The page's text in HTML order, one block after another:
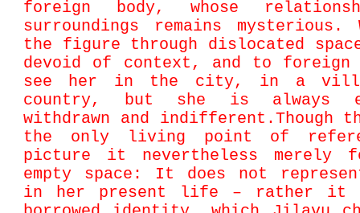
foreign body, whose
surroundings remains mysterious.
the figure through dislocated
devoid of context, and to foreign
see her in the city, in a
country, but she is always
withdrawn and
the only living point of
picture it nevertheless merely
empty space: It does not
in her present life – rather it